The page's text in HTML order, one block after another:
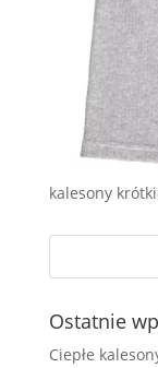
kalesony
Ostatnie
Ciepłe